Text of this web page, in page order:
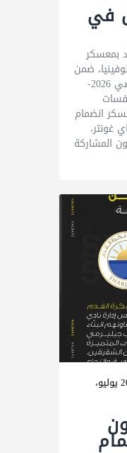
في
بمعسكر
ضمن
برنامج الإعداد للموسم الرياضي 2026-
انضمام
غونتر،
المشاركة
20 يوليو،